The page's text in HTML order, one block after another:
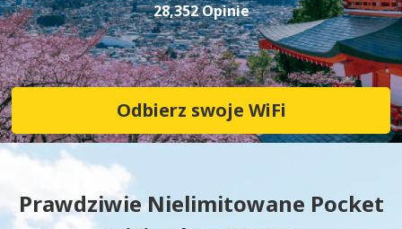
28,352 Opinie
Odbierz swoje WiFi
Prawdziwie Nielimitowane Pocket